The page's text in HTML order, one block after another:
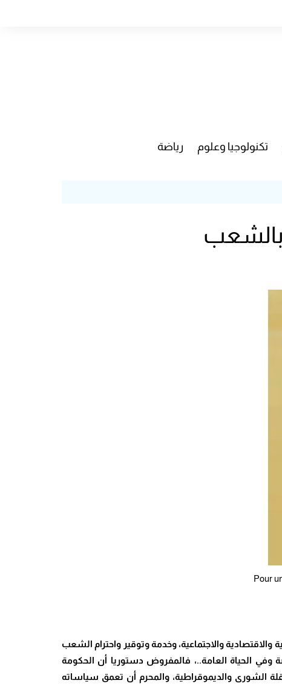
تكنولوجيا وعلوم رياضة
بالشعب
Pour
والاجتماعية، وخدمة وتوقير واحترام الشعب
وفي الحياة العامة..، فالمفروض دستوريا أن الحكومة
والديموقراطية، والمحرم أن تعمق سياساته